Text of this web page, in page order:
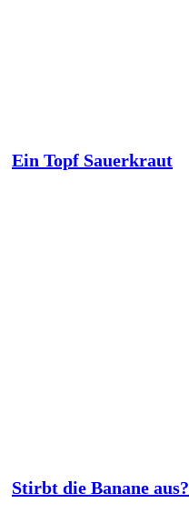
Ein Topf Sauerkraut
Stirbt die Banane aus?